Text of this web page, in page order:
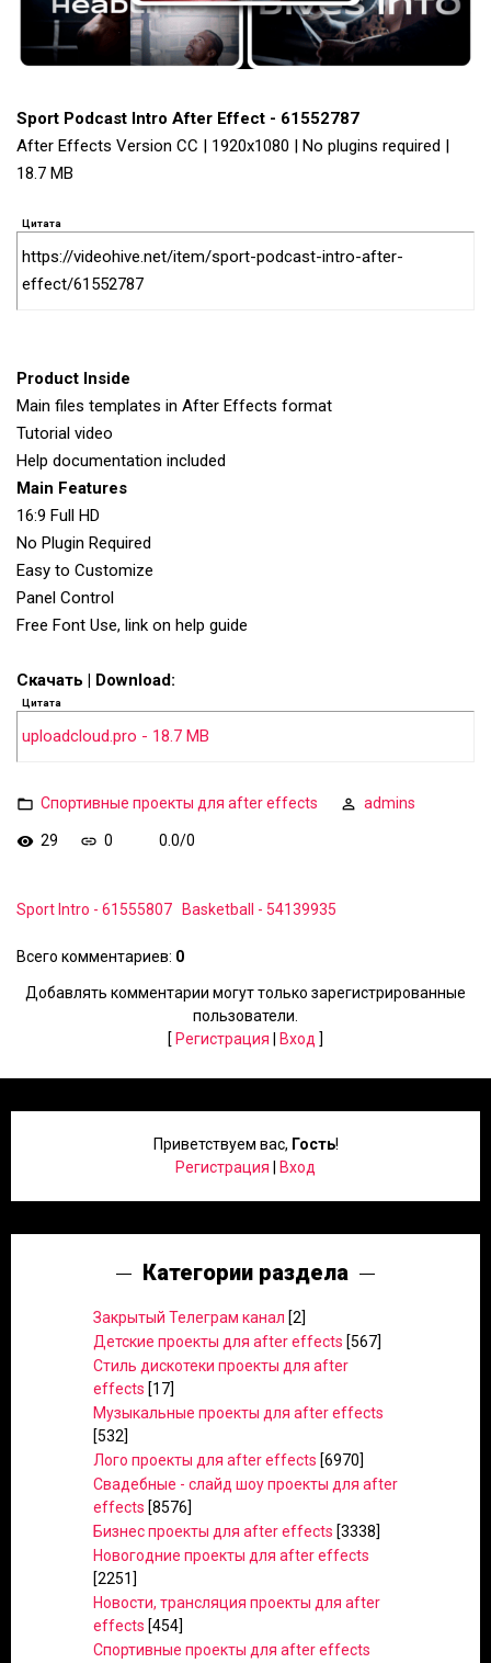
Sport Podcast Intro After Effect - 61552787
After Effects Version CC | 1920x1080 | No plugins required |
18.7 MB
Цитата
https://videohive.net/item/sport-podcast-intro-after-
effect/61552787
Product Inside
Main files templates in After Effects format
Tutorial video
Help documentation included
Main Features
16:9 Full HD
No Plugin Required
Easy to Customize
Panel Control
Free Font Use, link on help guide
Скачать | Download:
Цитата
uploadcloud.pro - 18.7 MB
Спортивные проекты для after effects admins
29 0 0.0/0
Sport Intro - 61555807 Basketball - 54139935
Всего комментариев: 0
Добавлять комментарии могут только зарегистрированные
пользователи.
[ Регистрация Вход ]
Приветствуем вас, Гость!
Регистрация
Вход
Категории раздела
Закрытый Телеграм канал [2]
Детские проекты для after effects [567]
Стиль дискотеки проекты для after
effects [17]
Музыкальные проекты для after effects
[532]
Лого проекты для after effects [6970]
Свадебные - слайд шоу проекты для after
effects [8576]
Бизнес проекты для after effects [3338]
Новогодние проекты для after effects
[2251]
Новости, трансляция проекты для after
effects [454]
Спортивные проекты для after effects